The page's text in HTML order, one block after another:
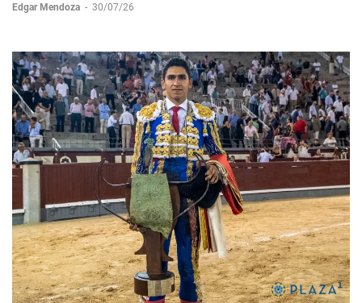
Edgar Mendoza - 30/07/26